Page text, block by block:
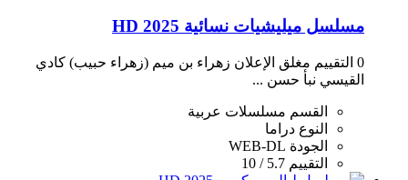
مسلسل ميليشيات نسائية 2025 HD
0 التقييم مغلق الإعلان زهراء بن ميم (زهراء حبيب) كادي
القيسي نبأ حسن ...
القسم مسلسلات عربية
النوع دراما
الجودة WEB-DL
التقييم 5.7 / 10